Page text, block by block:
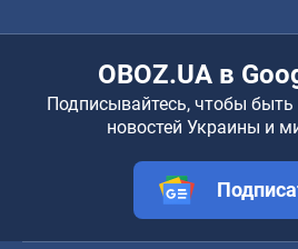
OBOZ.UA в
Подписывайтесь, чтобы быть
новостей Украины и